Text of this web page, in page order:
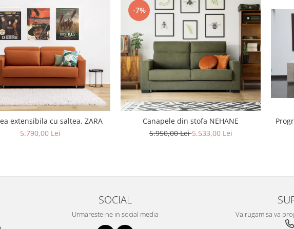
extensibila cu saltea, ZARA
5.790,00 Lei
-7%
Canapele din stofa NEHANE
5.950,00 Lei5.533,00 Lei
SOCIAL
Urmareste-ne in social media Va rugam sa va